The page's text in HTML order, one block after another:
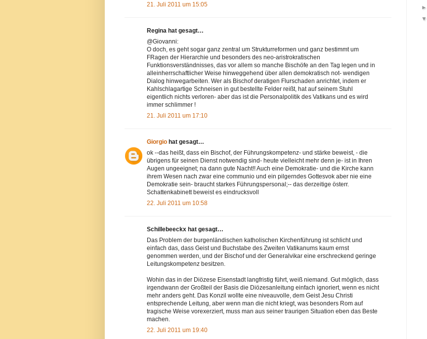
21. Juli 2011 um 15:05
Regina hat gesagt…
@Giovanni:
O doch, es geht sogar ganz zentral um Strukturreformen und ganz bestimmt um
FRagen der Hierarchie und besonders des neo-aristrokratischen
Funktionsverständnisses, das vor allem so manche Bischöfe an den Tag legen und in
alleinherrschaftlicher Weise hinweggehend über allen demokratisch not- wendigen
Dialog hinwegarbeiten. Wer als Bischof deratigen Flurschaden anrichtet, indem er
Kahlschlagartige Schneisen in gut bestellte Felder reißt, hat auf seinem Stuhl
eigentlich nichts verloren- aber das ist die Personalpolitik des Vatikans und es wird
immer schlimmer !
21. Juli 2011 um 17:10
Giorgio hat gesagt…
ok --das heißt, dass ein Bischof, der Führungskompetenz- und stärke beweist, - die
übrigens für seinen Dienst notwendig sind- heute vielleicht mehr denn je- ist in Ihren
Augen ungeeignet; na dann gute Nacht!! Auch eine Demokratie- und die Kirche kann
ihrem Wesen nach zwar eine communio und ein pilgerndes Gottesvok aber nie eine
Demokratie sein- braucht starkes Führungspersonal;-- das derzeitige österr.
Schattenkabinett beweist es eindrucksvoll
22. Juli 2011 um 10:58
Schillebeeckx hat gesagt…
Das Problem der burgenländischen katholischen Kirchenführung ist schlicht und
einfach das, dass Geist und Buchstabe des Zweiten Vatikanums kaum ernst
genommen werden, und der Bischof und der Generalvikar eine erschreckend geringe
Leitungskompetenz besitzen.
Wohin das in der Diözese Eisenstadt langfristig führt, weiß niemand. Gut möglich, dass
irgendwann der Großteil der Basis die Diözesanleitung einfach ignoriert, wenn es nicht
mehr anders geht. Das Konzil wollte eine niveauvolle, dem Geist Jesu Christi
entsprechende Leitung, aber wenn man die nicht kriegt, was besonders Rom auf
tragische Weise vorexerziert, muss man aus seiner traurigen Situation eben das Beste
machen.
22. Juli 2011 um 19:40
►
▼